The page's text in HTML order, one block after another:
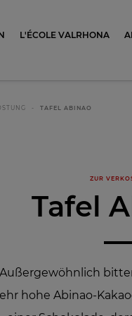
L'ÉCOLE VALRHONA
TAFEL ABINAO
ZUR
Tafel
Außergewöhnlich
hohe Abinao-